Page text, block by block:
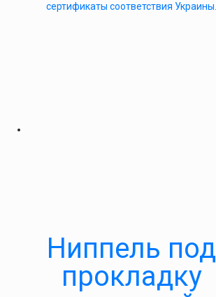
сертификаты соответствия Украины.
Ниппель под
прокладку